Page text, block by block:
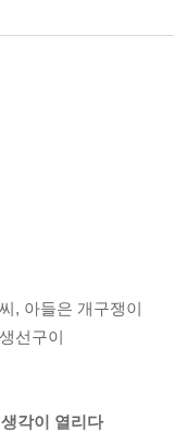
, 아들은 개구쟁이
선구이
각이 열리다